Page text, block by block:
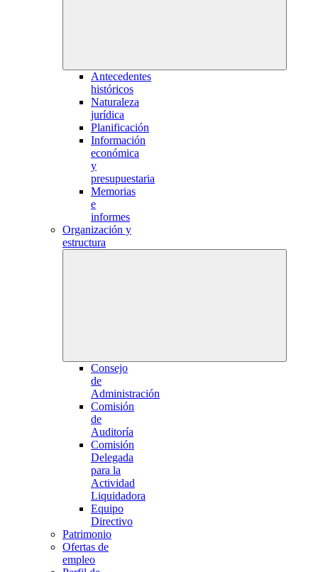
Antecedentes
históricos
Naturaleza
jurídica
Planificación
Información
económica
y
presupuestaria
Memorias
e
informes
Organización y
estructura
Consejo
de
Administración
Comisión
de
Auditoría
Comisión
Delegada
para la
Actividad
Liquidadora
Equipo
Directivo
Patrimonio
Ofertas de
empleo